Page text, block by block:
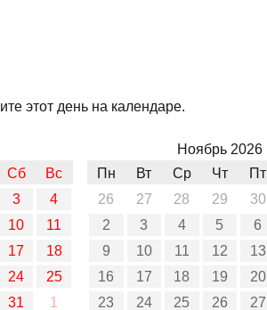
этот день на календаре.
Сб
Вс
3
4
10
11
17
18
24
25
31
1
Ноябрь 2026
Пн
Вт Ср Чт Пт
26
27 28 29 30
2
3 4 5 6
9
10 11 12 13
16
17 18 19 20
23
24 25 26 27